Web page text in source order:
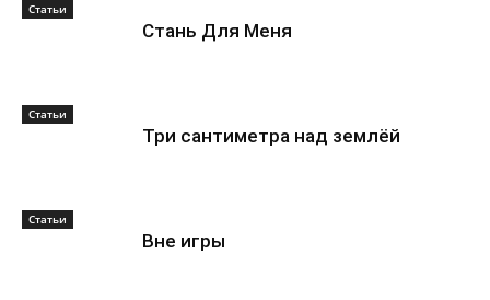
Статьи
Стань Для Меня
Статьи
Три сантиметра над землёй
Статьи
Вне игры